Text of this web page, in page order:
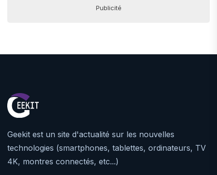
Publicité
Geekit est un site d'actualité sur les nouvelles
technologies (smartphones, tablettes, ordinateurs, TV
4K, montres connectés, etc...)